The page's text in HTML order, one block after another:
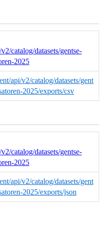
catalog/datasets/gentse-
2025
api/v2/catalog/datasets/gent
2025/exports/csv
catalog/datasets/gentse-
2025
api/v2/catalog/datasets/gent
2025/exports/json